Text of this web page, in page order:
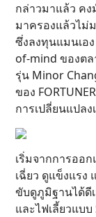
กล่าวมาแล้ว ค
มาครองแล้วไม่
ซึ่งลงทุนแมนเอ
of-mind ของตล
รุ่น Minor
ของ
การเปลี่ยนแปลง
เริ่มจากการออ
เฉี่ยว ดูแข็งแร
ขับดูภูมิฐานได้ดี
และไฟเลี้ยวแบ